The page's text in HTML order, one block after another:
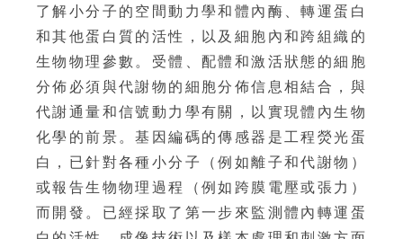
了解小分子的空間動力學和體內酶、轉運蛋白
和其他蛋白質的活性，以及​​細胞內和跨組織的
生物物理參數。受體、配體和激活狀態的細胞
分佈必須與代謝物的細胞分佈信息相結合，與
代謝通量和信號動力學有關，以實現體內生物
化學的前景。基因編碼的傳感器是工程熒光蛋
白，已針對各種小分子（例如離子和代謝物）
或報告生物物理過程（例如跨膜電壓或張力）
而開發。已經採取了第一步來監測體內轉運蛋